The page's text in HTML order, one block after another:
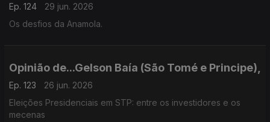
Ep. 124
29 jun. 2026
Os desfios da Anamola.
Opinião de...Gelson Baía (São Tomé e Principe),
Ep. 123
26 jun. 2026
Eleições Presidenciais em STP: entre os investidores e os
mecenas